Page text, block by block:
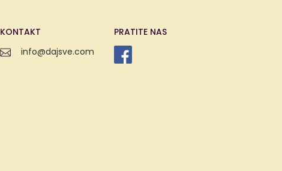
KONTAKT
info@dajsve.com
PRATITE NAS